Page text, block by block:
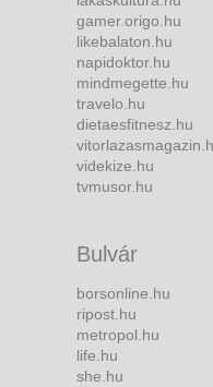
gamer.origo.hu
likebalaton.hu
napidoktor.hu
mindmegette.hu
travelo.hu
dietaesfitnesz.hu
videkize.hu
tvmusor.hu
Bulvár
borsonline.hu
ripost.hu
metropol.hu
life.hu
she.hu